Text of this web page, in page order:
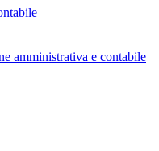
amministrativa e contabile